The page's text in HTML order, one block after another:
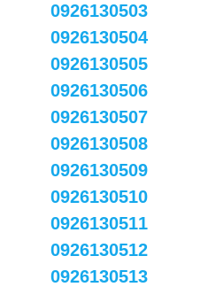
0926130503
0926130504
0926130505
0926130506
0926130507
0926130508
0926130509
0926130510
0926130511
0926130512
0926130513